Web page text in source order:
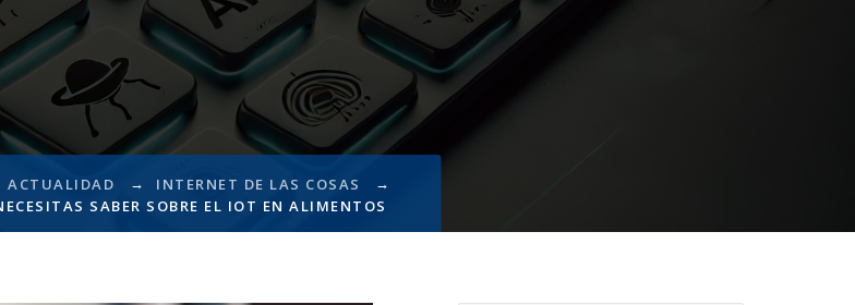
ACTUALIDAD → INTERNET DE LAS COSAS
→
SABER SOBRE EL IOT EN ALIMENTOS